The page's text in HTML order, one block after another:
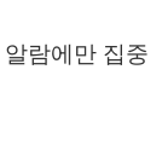
람에만 집중